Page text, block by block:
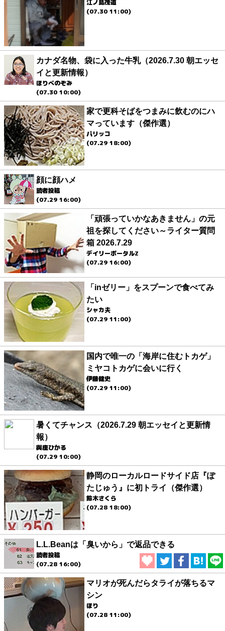
江ノ島茂道
(07.30 11:00)
カナダ名物、袋に入った牛乳（2026.7.30 朝エッセ
イと更新情報）
ほりべのぞみ
(07.30 10:00)
家で更科そばをつまみに飲むのにハ
マっています（傑作選）
パリッコ
(07.29 18:00)
顔に顔ハメ
読者投稿
(07.29 16:00)
「頑張っていかなあきません」の元
祖を探してください～ライター質問
箱 2026.7.29
デイリーポータルZ
(07.29 16:00)
「inゼリー」をスプーンで食べてみ
たい
シャカ夫
(07.29 11:00)
国内で唯一の「海岸に住むトカゲ」
ミヤコトカゲに会いに行く
伊藤健史
(07.29 11:00)
暑くてチャンス（2026.7.29 朝エッセイと更新情
報）
與座ひかる
(07.29 10:00)
静岡のローカルロードサイド店『ぽ
たじゅう』に初トライ（傑作選）
鈴木さくら
(07.28 18:00)
L.L.Beanは「臭いから」で返品できる
読者投稿
(07.28 16:00)
マリオが死んだらタライが落ちるマ
シン
ほり
(07.28 11:00)